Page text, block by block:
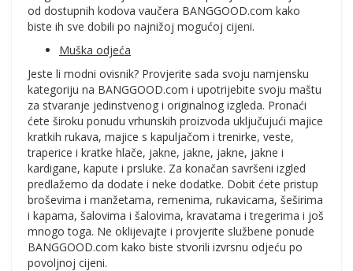
od dostupnih kodova vaučera BANGGOOD.com kako
biste ih sve dobili po najnižoj mogućoj cijeni.
Muška odjeća
Jeste li modni ovisnik? Provjerite sada svoju namjensku
kategoriju na BANGGOOD.com i upotrijebite svoju maštu
za stvaranje jedinstvenog i originalnog izgleda. Pronaći
ćete široku ponudu vrhunskih proizvoda uključujući majice
kratkih rukava, majice s kapuljačom i trenirke, veste,
traperice i kratke hlače, jakne, jakne, jakne, jakne i
kardigane, kapute i prsluke. Za konačan savršeni izgled
predlažemo da dodate i neke dodatke. Dobit ćete pristup
broševima i manžetama, remenima, rukavicama, šeširima
i kapama, šalovima i šalovima, kravatama i tregerima i još
mnogo toga. Ne oklijevajte i provjerite službene ponude
BANGGOOD.com kako biste stvorili izvrsnu odjeću po
povoljnoj cijeni.